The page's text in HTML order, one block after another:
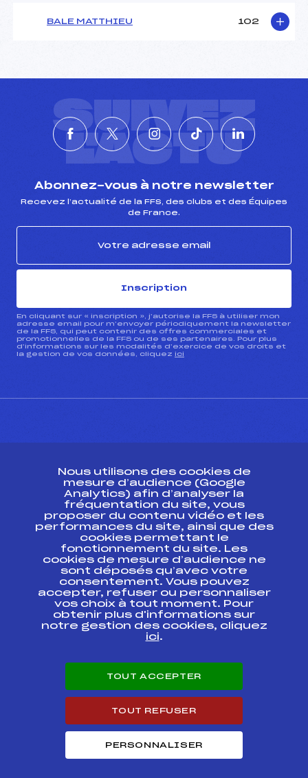
BALE MATTHIEU 102
SUIVEZ
L'ACTU
Abonnez-vous à notre newsletter
Recevez l’actualité de la FFS, des clubs et des Équipes
de France.
Inscription
En cliquant sur « inscription », j’autorise la FFS à utiliser mon
adresse email pour m’envoyer périodiquement la newsletter
de la FFS, qui peut contenir des offres commerciales et
promotionnelles de la FFS ou de ses partenaires. Pour plus
d’informations sur les modalités d’exercice de vos droits et
la gestion de vos données, cliquez ici
Ressources
Pass’Neige
Projet sportif fédéral
Projet de performance fédéral
Antidopage
Pôle Développement, Formation, Suivi
Scientifique
Listes ministérielles
Pôle vie de l’athlète
Enseignement professionnel
Carrières
Nous utilisons des cookies de
mesure d’audience (Google
Analytics) afin d’analyser la
fréquentation du site, vous
proposer du contenu vidéo et les
performances du site, ainsi que des
cookies permettant le
fonctionnement du site. Les
cookies de mesure d’audience ne
sont déposés qu’avec votre
consentement. Vous pouvez
accepter, refuser ou personnaliser
vos choix à tout moment. Pour
obtenir plus d'informations sur
notre gestion des cookies, cliquez
ici.
TOUT ACCEPTER
TOUT REFUSER
PERSONNALISER